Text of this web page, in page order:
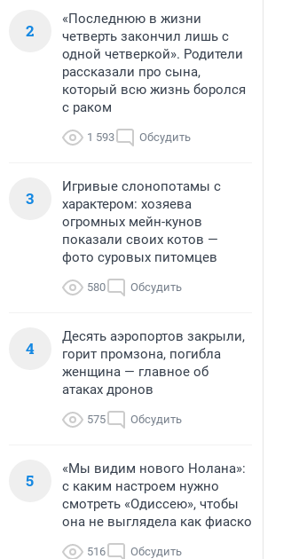
2
«Последнюю в жизни
четверть закончил лишь с
одной четверкой». Родители
рассказали про сына,
который всю жизнь боролся
с раком
1 593 Обсудить
3
Игривые слонопотамы с
характером: хозяева
огромных мейн-кунов
показали своих котов —
фото суровых питомцев
580 Обсудить
4
Десять аэропортов закрыли,
горит промзона, погибла
женщина — главное об
атаках дронов
575 Обсудить
5
«Мы видим нового Нолана»:
с каким настроем нужно
смотреть «Одиссею», чтобы
она не выглядела как фиаско
516 Обсудить